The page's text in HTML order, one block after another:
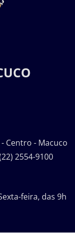
Centro - Macuco
2554-9100
feira, das 9h